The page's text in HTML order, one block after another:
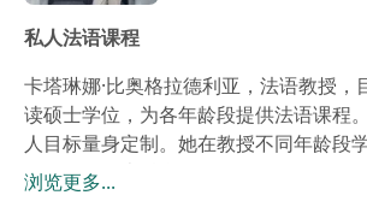
私人法语课程
卡塔琳娜·比奥格拉德利亚，法语教授，
读硕士学位，为各年龄段提供法语课程
人目标量身定制。她在教授不同年龄段
经验。除了本科学位，她还拥有C1级别
浏览更多...